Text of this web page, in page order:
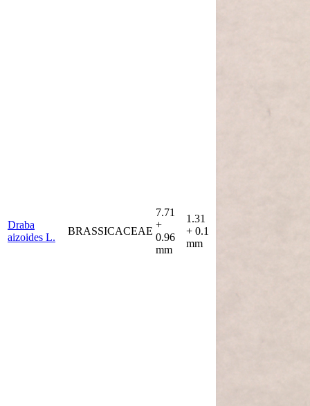
Draba
aizoides L.
BRASSICACEAE
7.71
+
0.96
mm
1.31
+ 0.1
mm